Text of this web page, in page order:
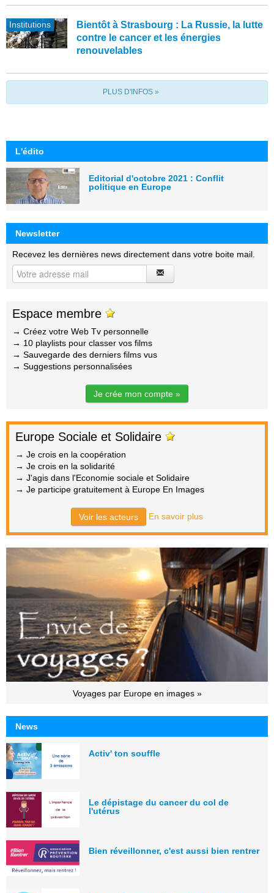
Institutions
Bientôt à Strasbourg : La Russie, la lutte
contre le cancer et les énergies
renouvelables
PLUS D'INFOS »
L'édito
Editorial d'octobre 2021 : Conflit
politique en Europe
Newsletter
Recevez les dernières news directement dans votre boite mail.
Espace membre
→ Créez votre Web Tv personnelle
→ 10 playlists pour classer vos films
→ Sauvegarde des derniers films vus
→ Suggestions personnalisées
Je crée mon compte »
Europe Sociale et Solidaire
→ Je crois en la coopération
→ Je crois en la solidarité
→ J'agis dans l'Economie sociale et Solidaire
→ Je participe gratuitement à Europe En Images
Voir les acteurs En savoir plus
Voyages par Europe en images »
News
Activ' ton souffle
Le dépistage du cancer du col de
l'utérus
Bien réveillonner, c'est aussi bien rentrer